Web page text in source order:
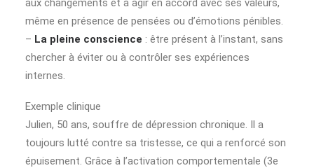
aux changements et à agir en accord avec ses valeurs,
même en présence de pensées ou d’émotions pénibles.
– La pleine conscience : être présent à l’instant, sans
chercher à éviter ou à contrôler ses expériences
internes.
Exemple clinique
Julien, 50 ans, souffre de dépression chronique. Il a
toujours lutté contre sa tristesse, ce qui a renforcé son
épuisement. Grâce à l’activation comportementale (3e